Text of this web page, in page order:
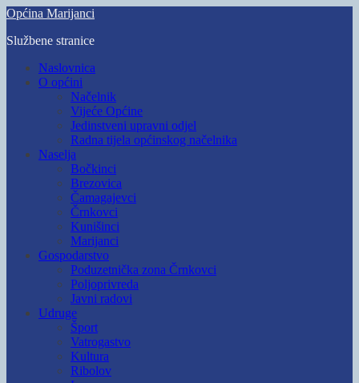
Skip
main
Općina Marijanci
Službene stranice
Toggle
mobile
Naslovnica
O općini
Načelnik
Vijeće Općine
Jedinstveni upravni odjel
Radna tijela općinskog načelnika
Naselja
Bočkinci
Brezovica
Čamagajevci
Črnkovci
Kunišinci
Marijanci
Gospodarstvo
Poduzetnička zona Črnkovci
Poljoprivreda
Javni radovi
Udruge
Šport
Vatrogastvo
Kultura
Ribolov